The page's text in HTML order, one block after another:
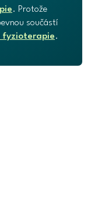
. Protože
součástí
fyzioterapie.